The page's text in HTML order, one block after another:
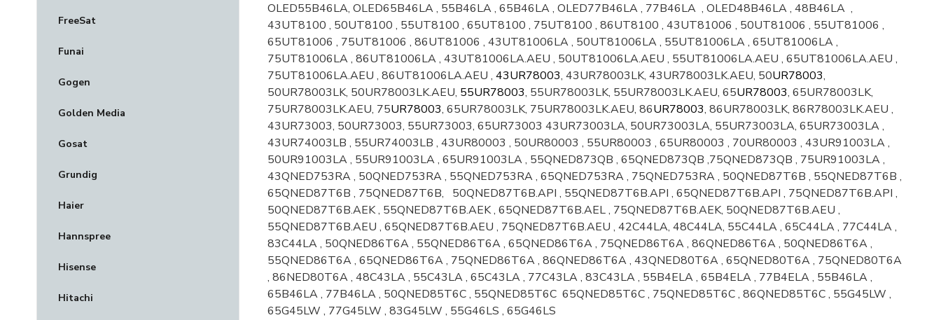
FreeSat
Funai
Gogen
Golden Media
Gosat
Grundig
Haier
Hannspree
Hisense
Hitachi
OLED55B46LA, OLED65B46LA , 55B46LA , 65B46LA , OLED77B46LA, 77B46LA, OLED48B46LA , 48B46LA ,
43UT8100 , 50UT8100 , 55UT8100 , 65UT8100 , 75UT8100 , 86UT8100 , 43UT81006 , 50UT81006 , 55UT81006 ,
65UT81006 , 75UT81006 , 86UT81006 , 43UT81006LA , 50UT81006LA , 55UT81006LA , 65UT81006LA ,
75UT81006LA , 86UT81006LA , 43UT81006LA.AEU , 50UT81006LA.AEU , 55UT81006LA.AEU , 65UT81006LA.AEU ,
75UT81006LA.AEU , 86UT81006LA.AEU , 43UR78003, 43UR78003LK, 43UR78003LK.AEU, 50UR78003,
50UR78003LK, 50UR78003LK.AEU, 55UR78003, 55UR78003LK, 55UR78003LK.AEU, 65UR78003, 65UR78003LK,
75UR78003LK.AEU, 75UR78003, 65UR78003LK, 75UR78003LK.AEU, 86UR78003, 86UR78003LK, 86R78003LK.AEU ,
43UR73003, 50UR73003, 55UR73003, 65UR73003 43UR73003LA, 50UR73003LA, 55UR73003LA, 65UR73003LA ,
43UR74003LB , 55UR74003LB , 43UR80003 , 50UR80003 , 55UR80003 , 65UR80003 , 70UR80003 , 43UR91003LA ,
50UR91003LA , 55UR91003LA , 65UR91003LA , 55QNED873QB , 65QNED873QB ,75QNED873QB , 75UR91003LA ,
43QNED753RA , 50QNED753RA , 55QNED753RA , 65QNED753RA , 75QNED753RA , 50QNED87T6B , 55QNED87T6B ,
65QNED87T6B , 75QNED87T6B,
50QNED87T6B.API , 55QNED87T6B.API , 65QNED87T6B.API , 75QNED87T6B.API ,
50QNED87T6B.AEK , 55QNED87T6B.AEK , 65QNED87T6B.AEL , 75QNED87T6B.AEK, 50QNED87T6B.AEU ,
55QNED87T6B.AEU , 65QNED87T6B.AEU , 75QNED87T6B.AEU , 42C44LA, 48C44LA, 55C44LA , 65C44LA , 77C44LA ,
83C44LA , 50QNED86T6A , 55QNED86T6A , 65QNED86T6A , 75QNED86T6A , 86QNED86T6A , 50QNED86T6A ,
55QNED86T6A , 65QNED86T6A , 75QNED86T6A , 86QNED86T6A , 43QNED80T6A , 65QNED80T6A , 75QNED80T6A
, 86NED80T6A , 48C43LA , 55C43LA , 65C43LA , 77C43LA , 83C43LA , 55B4ELA , 65B4ELA , 77B4ELA , 55B46LA ,
65B46LA , 77B46LA , 50QNED85T6C , 55QNED85T6C 65QNED85T6C , 75QNED85T6C , 86QNED85T6C , 55G45LW ,
65G45LW , 77G45LW , 83G45LW , 55G46LS , 65G46LS